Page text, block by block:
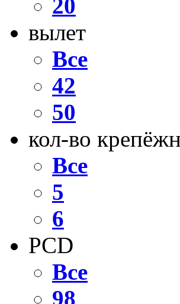
20
вылет
Все
42
50
кол-во
Все
5
6
PCD
Все
98